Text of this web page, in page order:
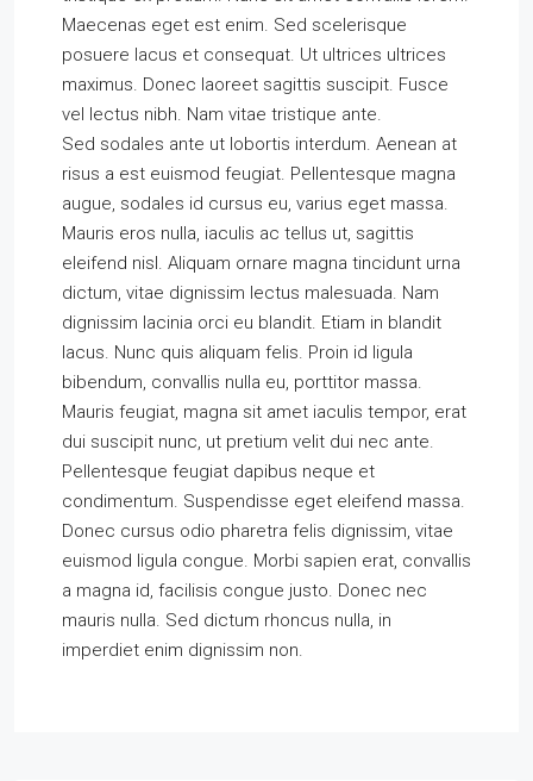
Maecenas eget est enim. Sed scelerisque
posuere lacus et consequat. Ut ultrices ultrices
maximus. Donec laoreet sagittis suscipit. Fusce
vel lectus nibh. Nam vitae tristique ante.
Sed sodales ante ut lobortis interdum. Aenean at
risus a est euismod feugiat. Pellentesque magna
augue, sodales id cursus eu, varius eget massa.
Mauris eros nulla, iaculis ac tellus ut, sagittis
eleifend nisl. Aliquam ornare magna tincidunt urna
dictum, vitae dignissim lectus malesuada. Nam
dignissim lacinia orci eu blandit. Etiam in blandit
lacus. Nunc quis aliquam felis. Proin id ligula
bibendum, convallis nulla eu, porttitor massa.
Mauris feugiat, magna sit amet iaculis tempor, erat
dui suscipit nunc, ut pretium velit dui nec ante.
Pellentesque feugiat dapibus neque et
condimentum. Suspendisse eget eleifend massa.
Donec cursus odio pharetra felis dignissim, vitae
euismod ligula congue. Morbi sapien erat, convallis
a magna id, facilisis congue justo. Donec nec
mauris nulla. Sed dictum rhoncus nulla, in
imperdiet enim dignissim non.